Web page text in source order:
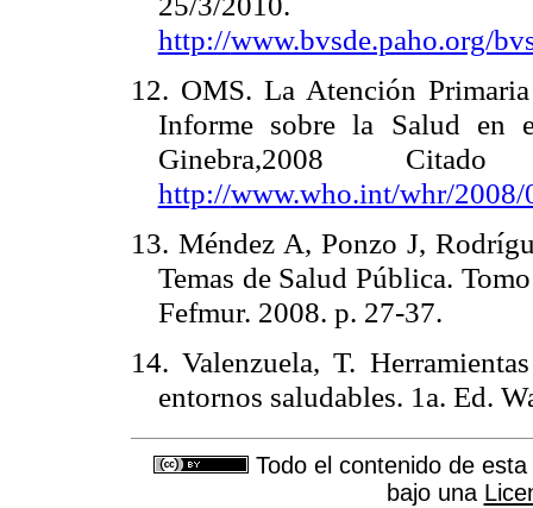
http://www.bvsde.paho.org/
12. OMS. La Atención
Informe sobre la Salud
Ginebra,2008
http://www.who.int/whr/2008/
13. Méndez A, Ponzo J,
Temas de Salud Pública.
Fefmur. 2008. p. 27-37.
14. Valenzuela, T.
entornos saludables. 1a. Ed.
Todo el contenido de
bajo una